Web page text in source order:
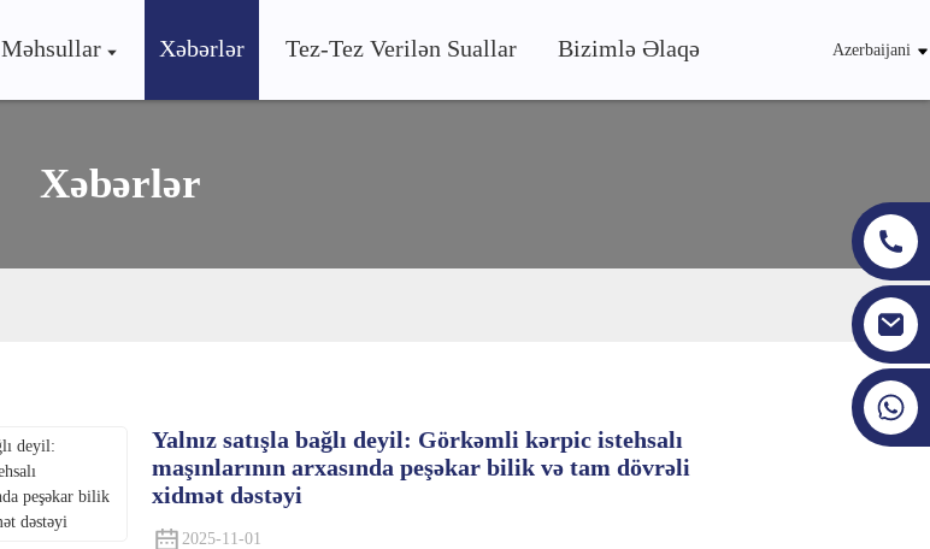
Məhsullar Xəbərlər Tez-Tez Verilən Suallar Bizimlə Əlaqə Azerbaijani
Xəbərlər
Yalnız satışla bağlı deyil: Görkəmli kərpic istehsalı
maşınlarının arxasında peşəkar bilik və tam dövrəli
xidmət dəstəyi
2025-11-01